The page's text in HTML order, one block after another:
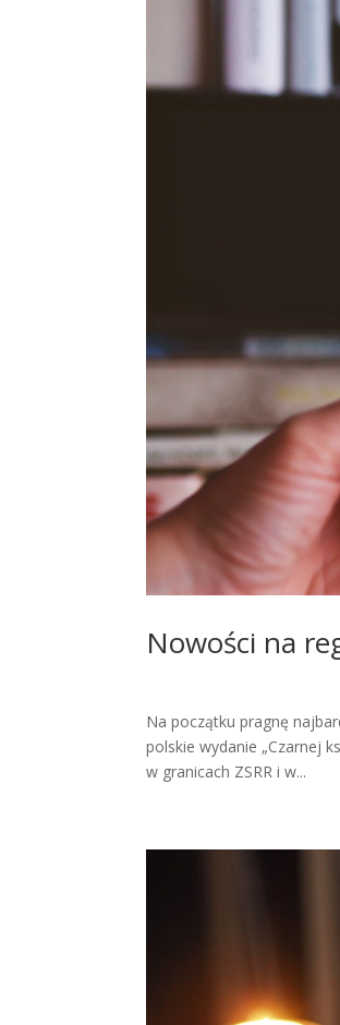
Nowości na
Na początku pragnę
polskie wydanie „Czarnej
w granicach ZSRR i w...